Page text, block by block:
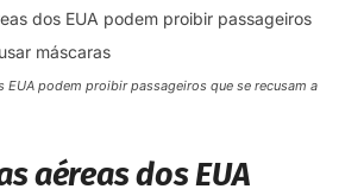
EUA podem proibir passageiros que se recusam a
aéreas dos EUA